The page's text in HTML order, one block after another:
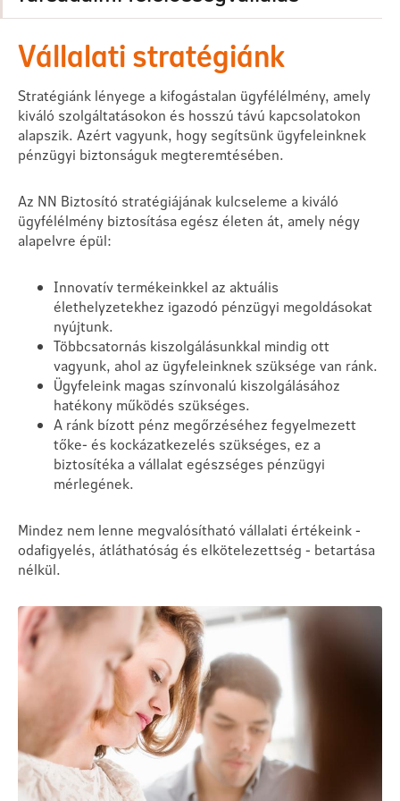
Vállalati stratégiánk
Stratégiánk lényege a kifogástalan ügyfélélmény, amely
kiváló szolgáltatásokon és hosszú távú kapcsolatokon
alapszik. Azért vagyunk, hogy segítsünk ügyfeleinknek
pénzügyi biztonságuk megteremtésében.
Az NN Biztosító stratégiájának kulcseleme a kiváló
ügyfélélmény biztosítása egész életen át, amely négy
alapelvre épül:
Innovatív termékeinkkel az aktuális
élethelyzetekhez igazodó pénzügyi megoldásokat
nyújtunk.
Többcsatornás kiszolgálásunkkal mindig ott
vagyunk, ahol az ügyfeleinknek szüksége van ránk.
Ügyfeleink magas színvonalú kiszolgálásához
hatékony működés szükséges.
A ránk bízott pénz megőrzéséhez fegyelmezett
tőke- és kockázatkezelés szükséges, ez a
biztosítéka a vállalat egészséges pénzügyi
mérlegének.
Mindez nem lenne megvalósítható vállalati értékeink -
odafigyelés, átláthatóság és elkötelezettség - betartása
nélkül.